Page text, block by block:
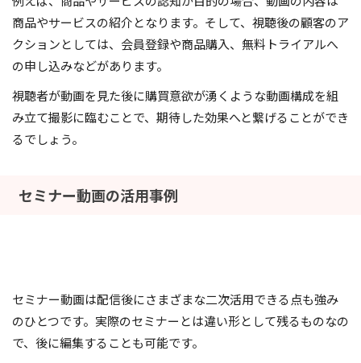
商品やサービスの紹介となります。そして、視聴後の顧客のア
クションとしては、会員登録や商品購入、無料トライアルへ
の申し込みなどがあります。
視聴者が動画を見た後に購買意欲が湧くような動画構成を組
み立て撮影に臨むことで、期待した効果へと繋げることができ
るでしょう。
セミナー動画の活用事例
セミナー動画は配信後にさまざまな二次活用できる点も強み
のひとつです。実際のセミナーとは違い形として残るものなの
で、後に編集することも可能です。